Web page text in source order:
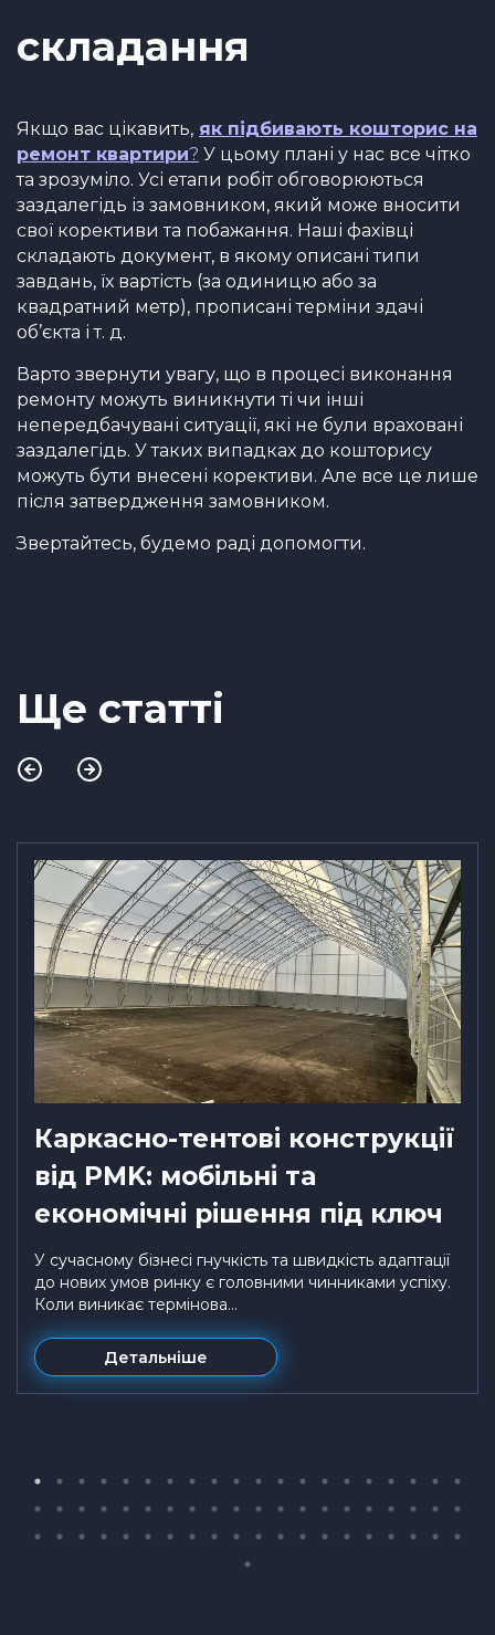
складання
Якщо вас цікавить, як підбивають кошторис на
ремонт квартири? У цьому плані у нас все чітко
та зрозуміло. Усі етапи робіт обговорюються
заздалегідь із замовником, який може вносити
свої корективи та побажання. Наші фахівці
складають документ, в якому описані типи
завдань, їх вартість (за одиницю або за
квадратний метр), прописані терміни здачі
об’єкта і т. д.
Варто звернути увагу, що в процесі виконання
ремонту можуть виникнути ті чи інші
непередбачувані ситуації, які не були враховані
заздалегідь. У таких випадках до кошторису
можуть бути внесені корективи. Але все це лише
після затвердження замовником.
Звертайтесь, будемо раді допомогти.
Ще статті
Каркасно-тентові конструкції
від PMK: мобільні та
економічні рішення під ключ
У сучасному бізнесі гнучкість та швидкість адаптації
до нових умов ринку є головними чинниками успіху.
Коли виникає термінова...
Детальніше